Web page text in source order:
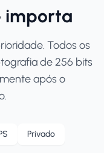
importa
Todos os
de 256 bits
após o
Privado